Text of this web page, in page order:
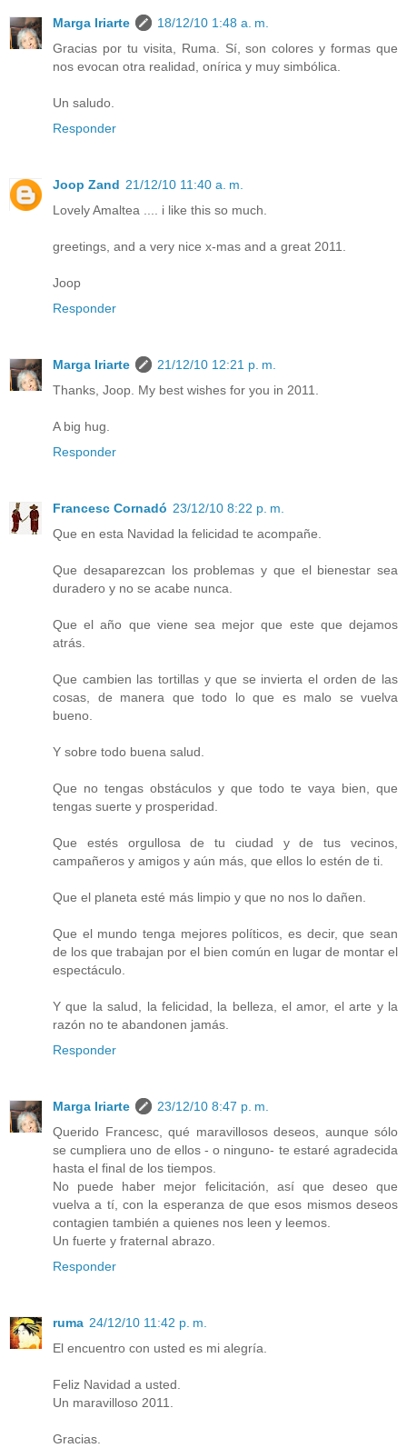
Marga Iriarte
18/12/10 1:48 a. m.
Gracias por tu visita, Ruma. Sí, son colores y formas que
nos evocan otra realidad, onírica y muy simbólica.
Un saludo.
Responder
Joop Zand 21/12/10 11:40 a. m.
Lovely Amaltea .... i like this so much.
greetings, and a very nice x-mas and a great 2011.
Joop
Responder
Marga Iriarte
21/12/10 12:21 p. m.
Thanks, Joop. My best wishes for you in 2011.
A big hug.
Responder
Francesc Cornadó 23/12/10 8:22 p. m.
Que en esta Navidad la felicidad te acompañe.
Que desaparezcan los problemas y que el bienestar sea
duradero y no se acabe nunca.
Que el año que viene sea mejor que este que dejamos
atrás.
Que cambien las tortillas y que se invierta el orden de las
cosas, de manera que todo lo que es malo se vuelva
bueno.
Y sobre todo buena salud.
Que no tengas obstáculos y que todo te vaya bien, que
tengas suerte y prosperidad.
Que estés orgullosa de tu ciudad y de tus vecinos,
campañeros y amigos y aún más, que ellos lo estén de ti.
Que el planeta esté más limpio y que no nos lo dañen.
Que el mundo tenga mejores políticos, es decir, que sean
de los que trabajan por el bien común en lugar de montar el
espectáculo.
Y que la salud, la felicidad, la belleza, el amor, el arte y la
razón no te abandonen jamás.
Responder
Marga Iriarte
23/12/10 8:47 p. m.
Querido Francesc, qué maravillosos deseos, aunque sólo
se cumpliera uno de ellos - o ninguno- te estaré agradecida
hasta el final de los tiempos.
No puede haber mejor felicitación, así que deseo que
vuelva a tí, con la esperanza de que esos mismos deseos
contagien también a quienes nos leen y leemos.
Un fuerte y fraternal abrazo.
Responder
ruma 24/12/10 11:42 p. m.
El encuentro con usted es mi alegría.
Feliz Navidad a usted.
Un maravilloso 2011.
Gracias.